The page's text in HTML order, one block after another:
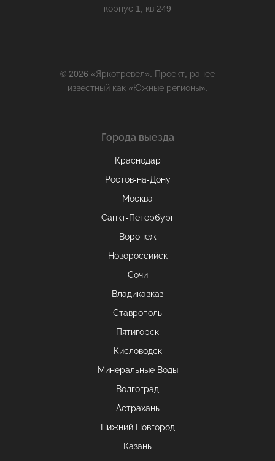
корпус 1, кв 249
© 2026 «Яркотревел». Проект, ранее
известный как «Южные регионы».
Города выезда
Краснодар
Ростов-на-Дону
Москва
Санкт-Петербург
Воронеж
Новороссийск
Сочи
Владикавказ
Ставрополь
Пятигорск
Кисловодск
Минеральные Воды
Волгоград
Астрахань
Нижний Новгород
Казань